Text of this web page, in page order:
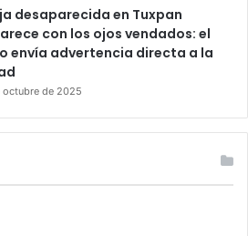
desaparecida en Tuxpan
con los ojos vendados: el
envía advertencia directa a la
octubre de 2025